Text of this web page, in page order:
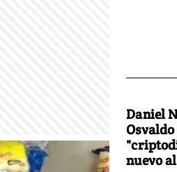
Daniel
nuevo